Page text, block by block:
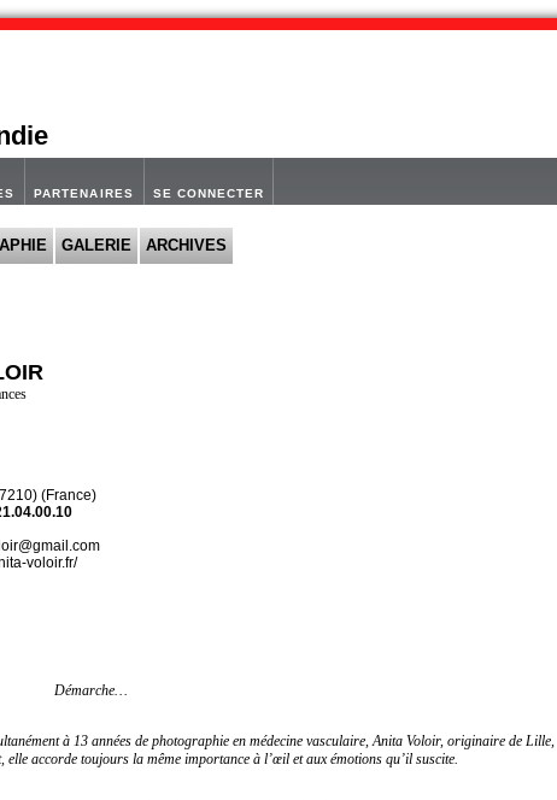
PARTENAIRES SE CONNECTER
GALERIE ARCHIVES
(France)
voloir.fr/
Démarche…
à 13 années de photographie en médecine vasculaire, Anita Voloir, originaire de Lille,
accorde toujours la même importance à l’œil et aux émotions qu’il suscite.